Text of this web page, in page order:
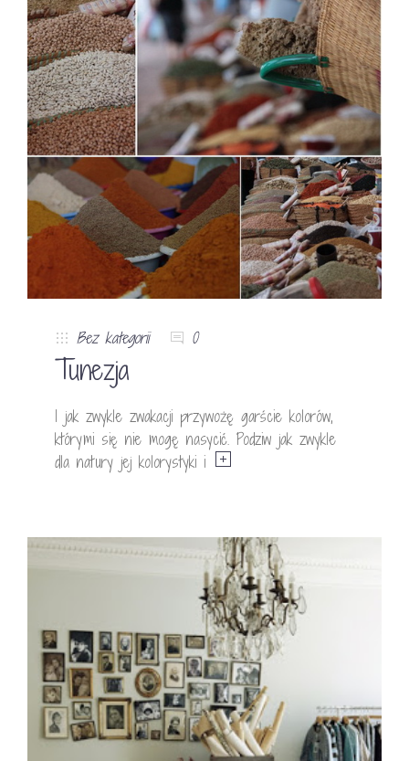
Bez kategorii 0
Tunezja
I jak zwykle zwakacji przywożę garście kolorów,
którymi się nie mogę nasycić. Podziw jak zwykle
dla natury jej kolorystyki i